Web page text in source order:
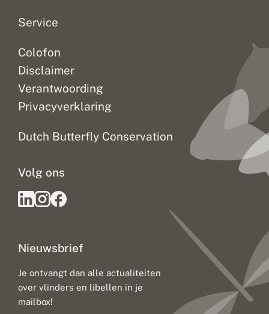
Service
Colofon
Disclaimer
Verantwoording
Privacyverklaring
Dutch Butterfly Conservation
Nieuwsbrief
Je ontvangt dan alle actualiteiten
over vlinders en libellen in je
mailbox!
Volg ons